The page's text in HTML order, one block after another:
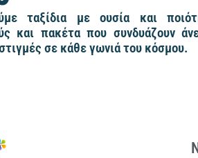
ταξίδια με ουσία και
και πακέτα που συνδυάζουν
σε κάθε γωνιά του κόσμου.